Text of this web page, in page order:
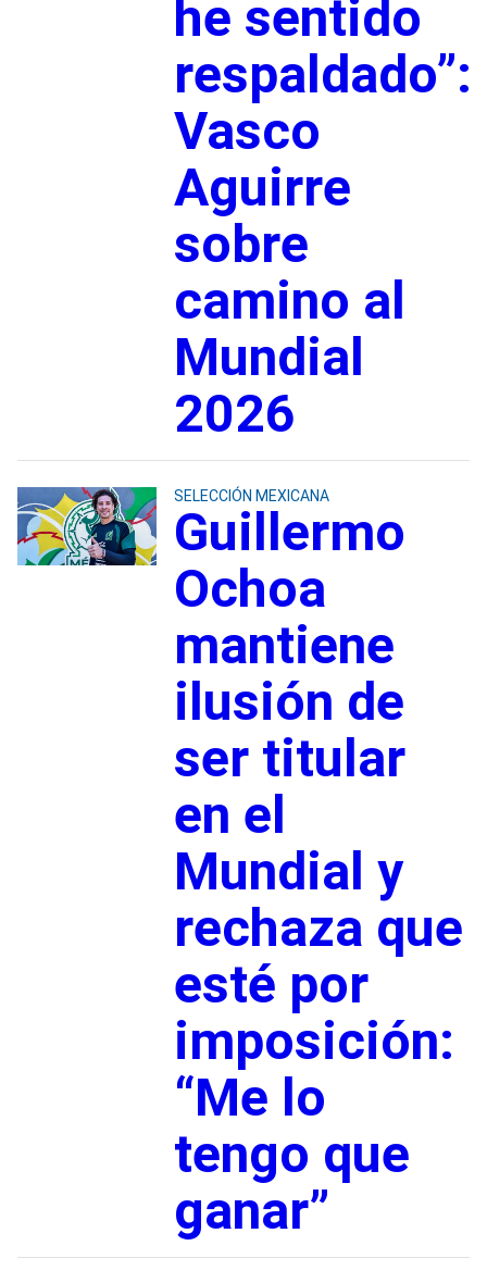
he sentido
respaldado”:
Vasco
Aguirre
sobre
camino al
Mundial
2026
SELECCIÓN MEXICANA
Guillermo
Ochoa
mantiene
ilusión de
ser titular
en el
Mundial y
rechaza que
esté por
imposición:
“Me lo
tengo que
ganar”